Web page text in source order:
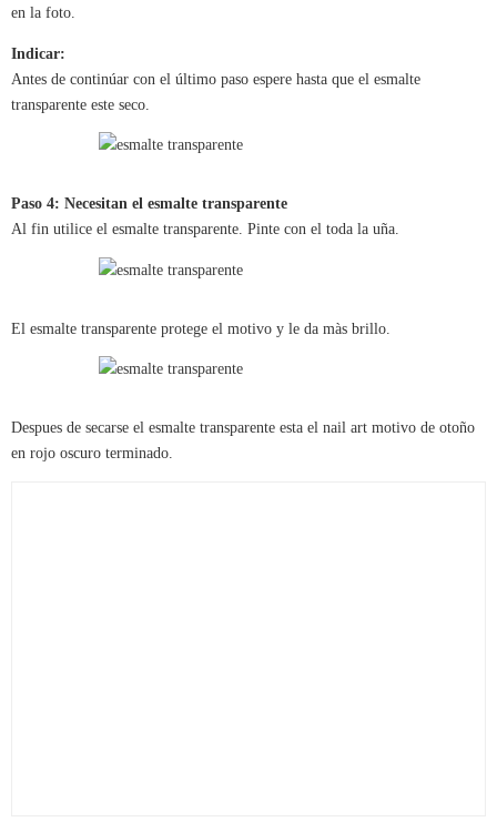
en la foto.
Indicar:
Antes de continúar con el último paso espere hasta que el esmalte
transparente este seco.
Paso 4: Necesitan el esmalte transparente
Al fin utilice el esmalte transparente. Pinte con el toda la uña.
El esmalte transparente protege el motivo y le da màs brillo.
Despues de secarse el esmalte transparente esta el nail art motivo de otoño
en rojo oscuro terminado.